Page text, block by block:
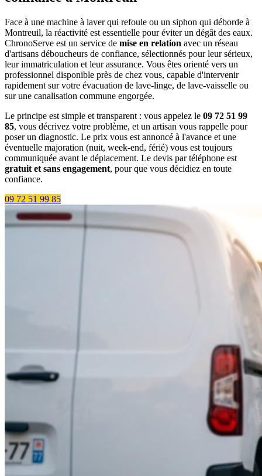
Face à une machine à laver qui refoule ou un siphon qui déborde à
Montreuil, la réactivité est essentielle pour éviter un dégât des eaux.
ChronoServe est un service de mise en relation avec un réseau
d'artisans déboucheurs de confiance, sélectionnés pour leur sérieux,
leur immatriculation et leur assurance. Vous êtes orienté vers un
professionnel disponible près de chez vous, capable d'intervenir
rapidement sur votre évacuation de lave-linge, de lave-vaisselle ou
sur une canalisation commune engorgée.
Le principe est simple et transparent : vous appelez le 09 72 51 99
85, vous décrivez votre problème, et un artisan vous rappelle pour
poser un diagnostic. Le prix vous est annoncé à l'avance et une
éventuelle majoration (nuit, week-end, férié) vous est toujours
communiquée avant le déplacement. Le devis par téléphone est
gratuit et sans engagement, pour que vous décidiez en toute
confiance.
09 72 51 99 85